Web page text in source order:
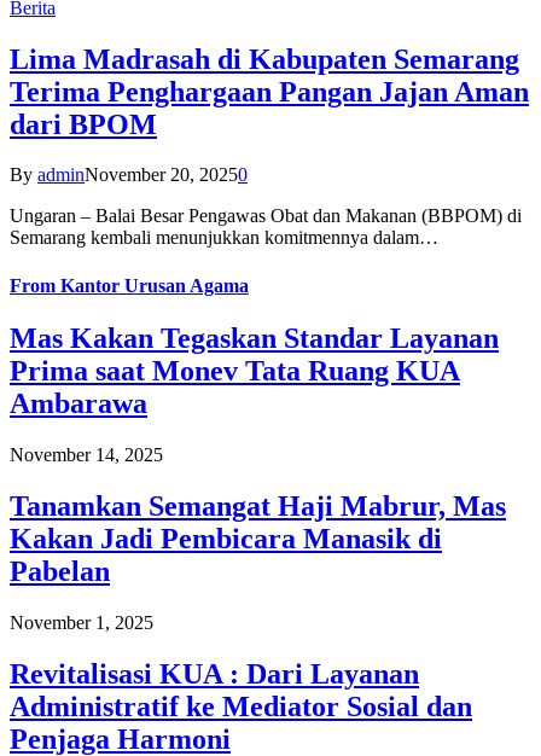
Berita
Lima Madrasah di Kabupaten Semarang
Terima Penghargaan Pangan Jajan Aman
dari BPOM
By adminNovember 20, 20250
Ungaran – Balai Besar Pengawas Obat dan Makanan (BBPOM) di
Semarang kembali menunjukkan komitmennya dalam…
From Kantor Urusan Agama
Mas Kakan Tegaskan Standar Layanan
Prima saat Monev Tata Ruang KUA
Ambarawa
November 14, 2025
Tanamkan Semangat Haji Mabrur, Mas
Kakan Jadi Pembicara Manasik di
Pabelan
November 1, 2025
Revitalisasi KUA : Dari Layanan
Administratif ke Mediator Sosial dan
Penjaga Harmoni